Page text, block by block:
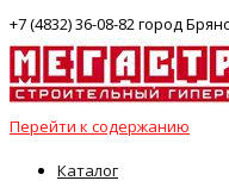
+7 (4832) 36-08-82 город
Перейти к содержанию
Каталог